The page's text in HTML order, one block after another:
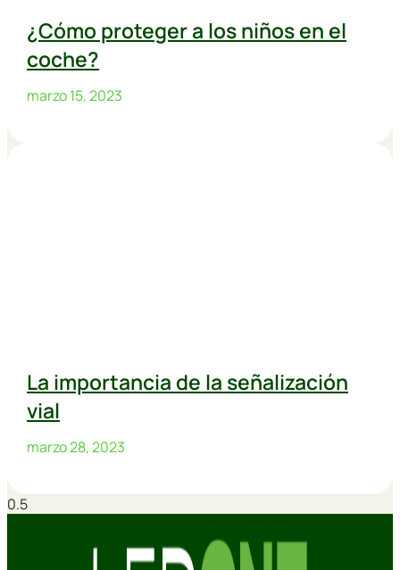
¿Cómo proteger a los niños en el
coche?
marzo 15, 2023
La importancia de la señalización
vial
marzo 28, 2023